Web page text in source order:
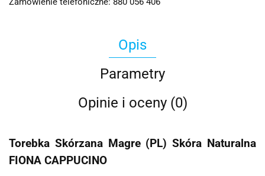
Opis
Parametry
Opinie i oceny (0)
Torebka Skórzana Magre (PL) Skóra Naturalna
FIONA CAPPUCINO